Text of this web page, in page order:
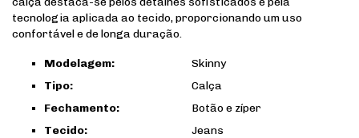
tecnologia aplicada ao tecido, proporcionando um uso
confortável e de longa duração.
Modelagem:
Skinny
Tipo:
Calça
Fechamento:
Botão e zíper
Tecido:
Jeans